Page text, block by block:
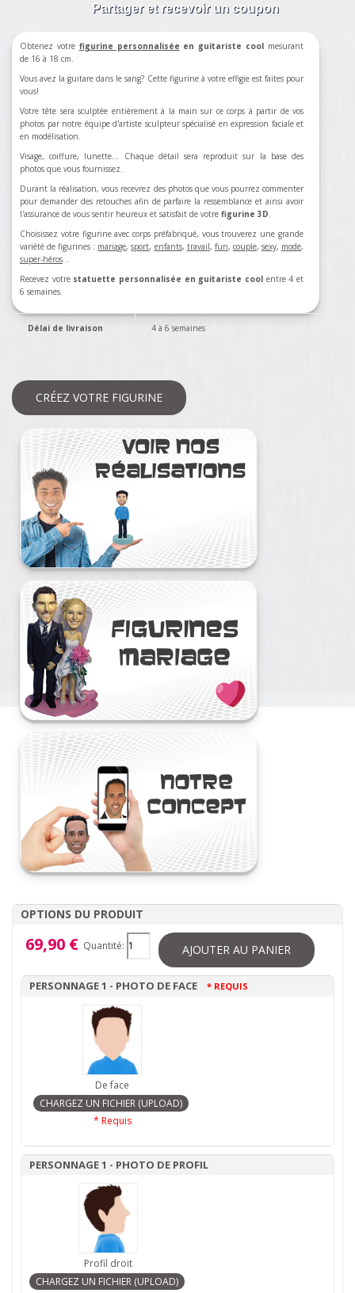
Partager et recevoir un coupon
Obtenez votre figurine personnalisée en guitariste cool mesurant
de 16 à 18 cm.
Vous avez la guitare dans le sang? Cette figurine à votre effigie est faites pour
vous!
Votre tête sera sculptée entièrement à la main sur ce corps à partir de vos
photos par notre équipe d'artiste sculpteur spécialisé en expression faciale et
en modélisation.
Visage, coiffure, lunette... Chaque détail sera reproduit sur la base des
photos que vous fournissez.
Durant la réalisation, vous recevrez des photos que vous pourrez commenter
pour demander des retouches afin de parfaire la ressemblance et ainsi avoir
l'assurance de vous sentir heureux et satisfait de votre figurine 3D.
Choisissez votre figurine avec corps préfabriqué, vous trouverez une grande
variété de figurines : mariage,sport, enfants, travail, fun, couple, sexy, mode,
super-héros…
Recevez votre statuette personnalisée en guitariste cool entre 4 et
6 semaines.
Délai de livraison 4 à 6 semaines
CRÉEZ VOTRE FIGURINE
OPTIONS DU PRODUIT
69,90 € Quantité: AJOUTER AU PANIER
PERSONNAGE 1 - PHOTO DE FACE * REQUIS
De face
* Requis
PERSONNAGE 1 - PHOTO DE PROFIL
Profil droit